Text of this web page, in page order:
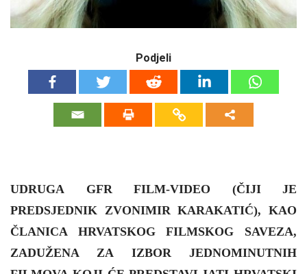
Podjeli
UDRUGA GFR FILM-VIDEO (ČIJI JE
PREDSJEDNIK ZVONIMIR KARAKATIĆ), KAO
ČLANICA HRVATSKOG FILMSKOG SAVEZA,
ZADUŽENA ZA IZBOR JEDNOMINUTNIH